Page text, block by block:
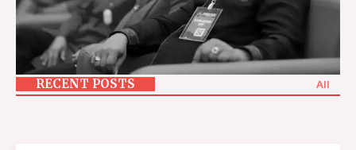
RECENT POSTS All